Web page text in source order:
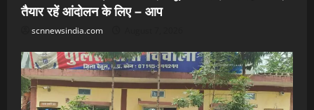
तैयार रहें आंदोलन के लिए – आप
scnnewsindia.com